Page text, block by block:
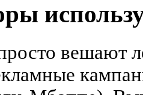
вешают